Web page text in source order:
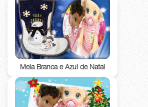
Meia Branca e Azul de Natal